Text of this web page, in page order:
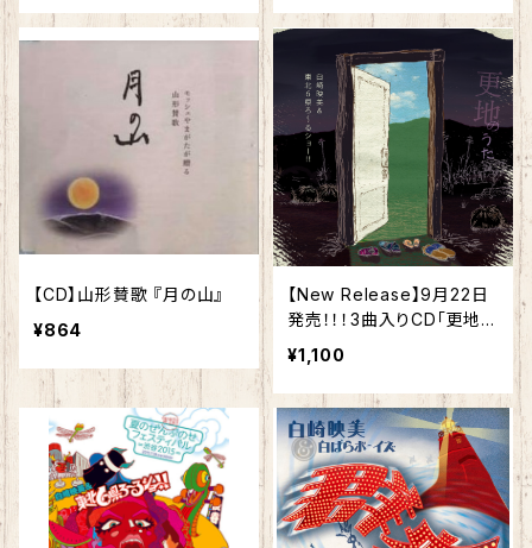
【CD】山形賛歌 『月の山』
¥864
【New Release】9月22日
発売！！！3曲入りCD「更地の
うた」
¥1,100